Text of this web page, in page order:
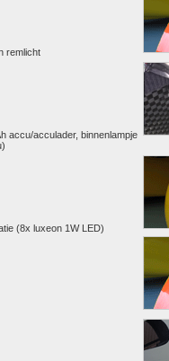
remlicht
accu/acculader, binnenlampje
(8x luxeon 1W LED)